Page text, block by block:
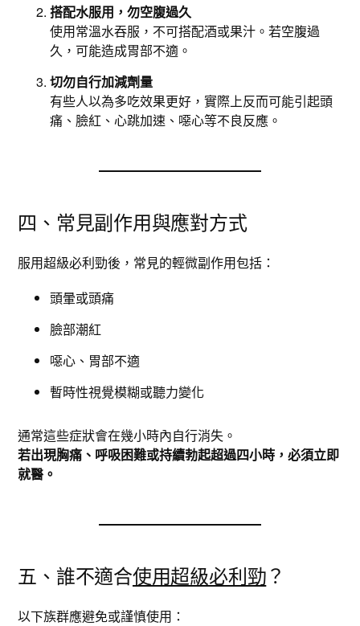
搭配水服用，勿空腹過久
使用常溫水吞服，不可搭配酒或果汁。若空腹過
久，可能造成胃部不適。
切勿自行加減劑量
有些人以為多吃效果更好，實際上反而可能引起頭
痛、臉紅、心跳加速、噁心等不良反應。
四、常見副作用與應對方式
服用超級必利勁後，常見的輕微副作用包括：
頭暈或頭痛
臉部潮紅
噁心、胃部不適
暫時性視覺模糊或聽力變化
通常這些症狀會在幾小時內自行消失。
若出現胸痛、呼吸困難或持續勃起超過四小時，必須立即
就醫。
五、誰不適合使用超級必利勁？
以下族群應避免或謹慎使用：